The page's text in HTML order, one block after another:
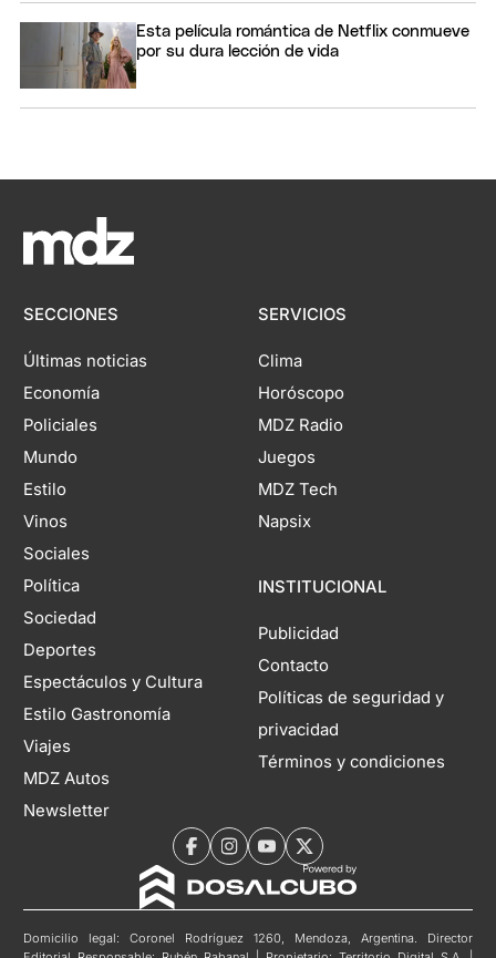
Esta película romántica de Netflix conmueve
por su dura lección de vida
SECCIONES
Últimas noticias
Economía
Policiales
Mundo
Estilo
Vinos
Sociales
Política
Sociedad
Deportes
Espectáculos y Cultura
Estilo Gastronomía
Viajes
MDZ Autos
Newsletter
SERVICIOS
Clima
Horóscopo
MDZ Radio
Juegos
MDZ Tech
Napsix
INSTITUCIONAL
Publicidad
Contacto
Políticas de seguridad y
privacidad
Términos y condiciones
Domicilio legal: Coronel Rodríguez 1260, Mendoza, Argentina. Director